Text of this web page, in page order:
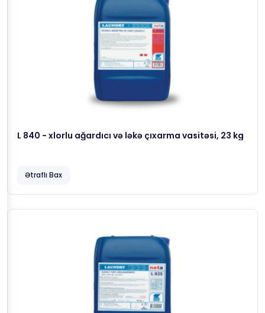
L 840 - xlorlu ağardıcı və ləkə çıxarma vasitəsi, 23 kg
Ətraflı Bax